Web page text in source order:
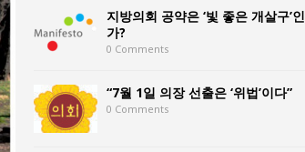
지방의회 공약은 ‘빛 좋은 개살구’인
가?
0 Comments
“7월 1일 의장 선출은 ‘위법’이다”
0 Comments